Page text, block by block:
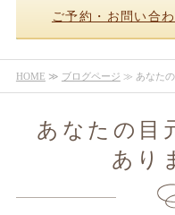
ご予約・お問い合
HOME ≫ ブログページ ≫ あなた
あなたの目
あり